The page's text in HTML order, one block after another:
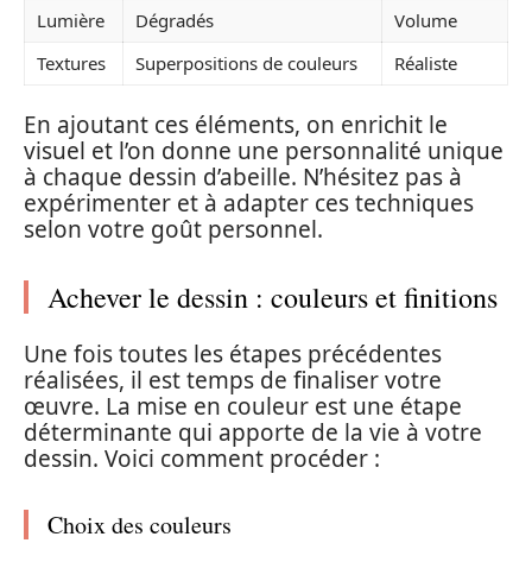
Lumière
Dégradés
Volume
Textures
Superpositions de couleurs Réaliste
En ajoutant ces éléments, on enrichit le
visuel et l’on donne une personnalité unique
à chaque dessin d’abeille. N’hésitez pas à
expérimenter et à adapter ces techniques
selon votre goût personnel.
Achever le dessin : couleurs et finitions
Une fois toutes les étapes précédentes
réalisées, il est temps de finaliser votre
œuvre. La mise en couleur est une étape
déterminante qui apporte de la vie à votre
dessin. Voici comment procéder :
Choix des couleurs